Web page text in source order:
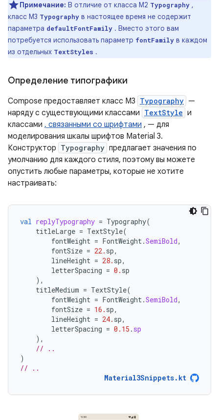
Примечание: В отличие от класса M2 Typography ,
класс M3 Typography в настоящее время не содержит
параметра defaultFontFamily . Вместо этого вам
потребуется использовать параметр fontFamily в каждом
из отдельных TextStyles .
Определение типографики
Compose предоставляет класс M3 Typography —
наряду с существующими классами TextStyle и
классами , связанными со шрифтами , — для
моделирования шкалы шрифтов Material 3.
Конструктор Typography предлагает значения по
умолчанию для каждого стиля, поэтому вы можете
опустить любые параметры, которые не хотите
настраивать:
val replyTypography = Typography(
titleLarge = TextStyle(
fontWeight = FontWeight.SemiBold,
fontSize = 22. sp,
lineHeight = 28. sp,
letterSpacing = 0. sp
),
titleMedium = TextStyle(
fontWeight = FontWeight.SemiBold,
fontSize = 16. sp,
lineHeight = 24. sp,
letterSpacing = 0.15 . sp
),
// ..
)
// ..
Material3Snippets.kt